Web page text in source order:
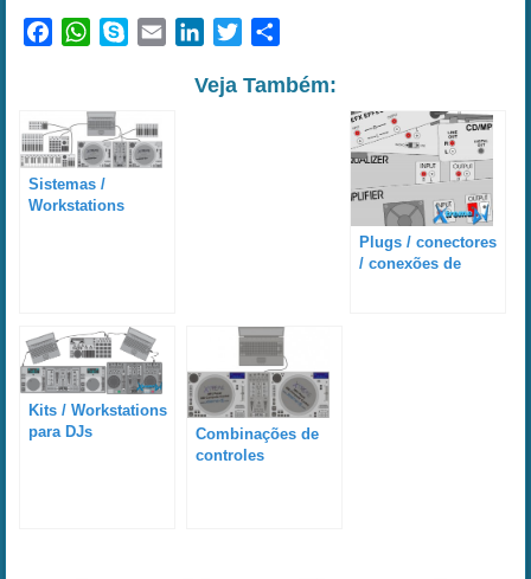
FacebookWhatsApp
Skype Email LinkedInTwitter
Veja Também:
Sistemas /
Workstations
Plugs / conectores
/ conexões de
Kits / Workstations
para DJs
Combinações de
controles